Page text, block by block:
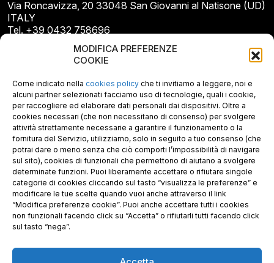
MODIFICA PREFERENZE
COOKIE
Come indicato nella cookies policy che ti invitiamo a leggere, noi e
alcuni partner selezionati facciamo uso di tecnologie, quali i cookie,
per raccogliere ed elaborare dati personali dai dispositivi. Oltre a
cookies necessari (che non necessitano di consenso) per svolgere
attività strettamente necessarie a garantire il funzionamento o la
fornitura del Servizio, utilizziamo, solo in seguito a tuo consenso (che
potrai dare o meno senza che ciò comporti l’impossibilità di navigare
sul sito), cookies di funzionali che permettono di aiutano a svolgere
determinate funzioni. Puoi liberamente accettare o rifiutare singole
categorie di cookies cliccando sul tasto “visualizza le preferenze” e
modificare le tue scelte quando vuoi anche attraverso il link
“Modifica preferenze cookie”. Puoi anche accettare tutti i cookies
non funzionali facendo click su “Accetta” o rifiutarli tutti facendo click
sul tasto “nega”.
Via Roncavizza, 20 33048 San Giovanni al Natisone (UD)
ITALY
Tel. +39 0432 758696
E-mail: info@gecopan.it
E-mail PEC: gecopan@pec.it
P.I. E C.F. 02487660306
N. REA UD 264834
Capitale sociale € 30.000